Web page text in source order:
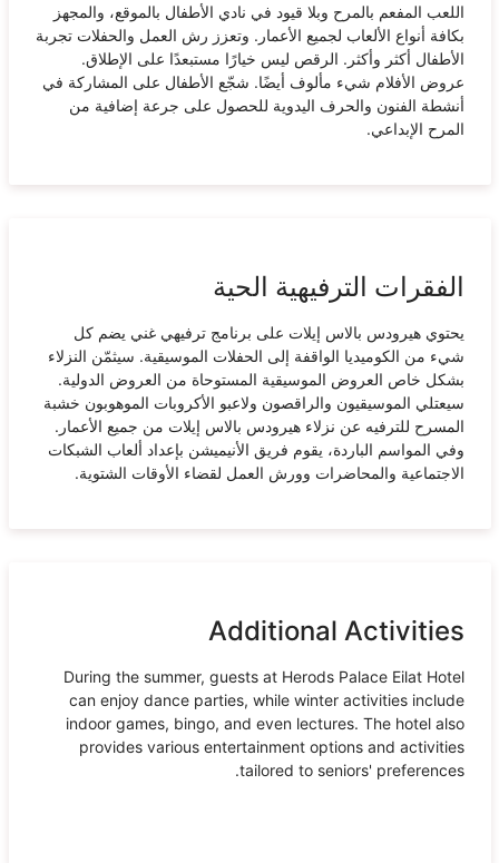
اللعب المفعم بالمرح وبلا قيود في نادي الأطفال بالموقع، والمجهز
بكافة أنواع الألعاب لجميع الأعمار. وتعزز رش العمل والحفلات تجربة
الأطفال أكثر وأكثر. الرقص ليس خيارًا مستبعدًا على الإطلاق.
عروض الأفلام شيء مألوف أيضًا. شجّع الأطفال على المشاركة في
أنشطة الفنون والحرف اليدوية للحصول على جرعة إضافية من
المرح الإبداعي.
الفقرات الترفيهية الحية
يحتوي هيرودس بالاس إيلات على برنامج ترفيهي غني يضم كل
شيء من الكوميديا الواقفة إلى الحفلات الموسيقية. سيثمّن النزلاء
بشكل خاص العروض الموسيقية المستوحاة من العروض الدولية.
سيعتلي الموسيقيون والراقصون ولاعبو الأكروبات الموهوبون خشبة
المسرح للترفيه عن نزلاء هيرودس بالاس إيلات من جميع الأعمار.
وفي المواسم الباردة، يقوم فريق الأنيميشن بإعداد ألعاب الشبكات
الاجتماعية والمحاضرات وورش العمل لقضاء الأوقات الشتوية.
Additional Activities
During the summer, guests at Herods Palace Eilat Hotel
can enjoy dance parties, while winter activities include
indoor games, bingo, and even lectures. The hotel also
provides various entertainment options and activities
tailored to seniors' preferences.